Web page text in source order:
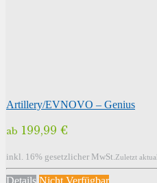
Artillery/EVNOVO – Genius
ab 199,99 €
inkl. 16% gesetzlicher MwSt. Zuletzt
Details Nicht Verfügbar